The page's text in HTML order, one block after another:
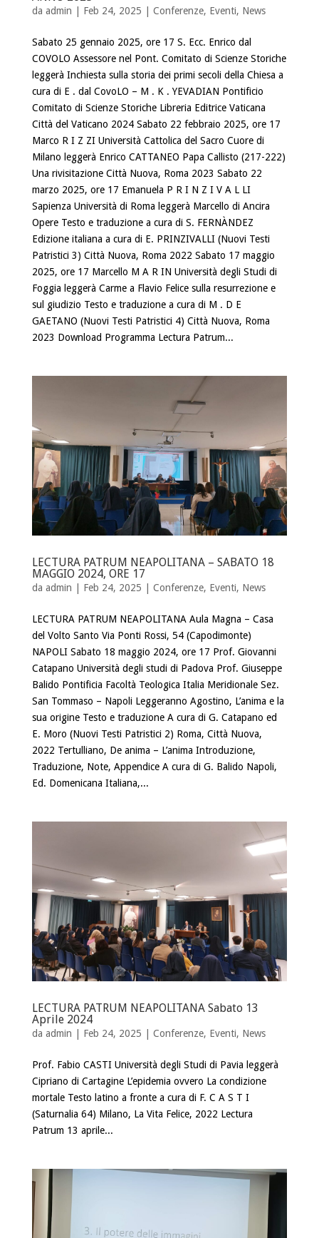
da admin | Feb 24, 2025 | Conferenze, Eventi, News
Sabato 25 gennaio 2025, ore 17 S. Ecc. Enrico dal
COVOLO Assessore nel Pont. Comitato di Scienze Storiche
leggerà Inchiesta sulla storia dei primi secoli della Chiesa a
cura di E . dal CovoLO – M . K . YEVADIAN Pontificio
Comitato di Scienze Storiche Libreria Editrice Vaticana
Città del Vaticano 2024 Sabato 22 febbraio 2025, ore 17
Marco R I Z ZI Università Cattolica del Sacro Cuore di
Milano leggerà Enrico CATTANEO Papa Callisto (217-222)
Una rivisitazione Città Nuova, Roma 2023 Sabato 22
marzo 2025, ore 17 Emanuela P R I N Z I V A L LI
Sapienza Università di Roma leggerà Marcello di Ancira
Opere Testo e traduzione a cura di S. FERNÀNDEZ
Edizione italiana a cura di E. PRINZIVALLI (Nuovi Testi
Patristici 3) Città Nuova, Roma 2022 Sabato 17 maggio
2025, ore 17 Marcello M A R IN Università degli Studi di
Foggia leggerà Carme a Flavio Felice sulla resurrezione e
sul giudizio Testo e traduzione a cura di M . D E
GAETANO (Nuovi Testi Patristici 4) Città Nuova, Roma
2023 Download Programma Lectura Patrum...
LECTURA PATRUM NEAPOLITANA – SABATO 18
MAGGIO 2024, ORE 17
da admin | Feb 24, 2025 | Conferenze, Eventi, News
LECTURA PATRUM NEAPOLITANA Aula Magna – Casa
del Volto Santo Via Ponti Rossi, 54 (Capodimonte)
NAPOLI Sabato 18 maggio 2024, ore 17 Prof. Giovanni
Catapano Università degli studi di Padova Prof. Giuseppe
Balido Pontificia Facoltà Teologica Italia Meridionale Sez.
San Tommaso – Napoli Leggeranno Agostino, L’anima e la
sua origine Testo e traduzione A cura di G. Catapano ed
E. Moro (Nuovi Testi Patristici 2) Roma, Città Nuova,
2022 Tertulliano, De anima – L’anima Introduzione,
Traduzione, Note, Appendice A cura di G. Balido Napoli,
Ed. Domenicana Italiana,...
LECTURA PATRUM NEAPOLITANA Sabato 13
Aprile 2024
da admin | Feb 24, 2025 | Conferenze, Eventi, News
Prof. Fabio CASTI Università degli Studi di Pavia leggerà
Cipriano di Cartagine L’epidemia ovvero La condizione
mortale Testo latino a fronte a cura di F. C A S T I
(Saturnalia 64) Milano, La Vita Felice, 2022 Lectura
Patrum 13 aprile...